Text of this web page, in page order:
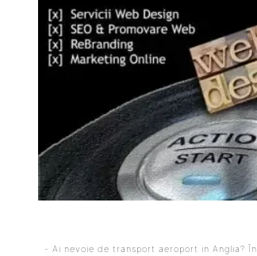
- Ai nevoie de transport aeroport in Anglia?